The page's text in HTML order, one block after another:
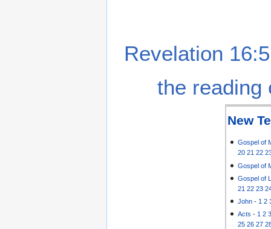
Revelation
the reading
New
Gospel of
20 21 22
Gospel of
Gospel of
21 22 23
John - 1 2
Acts - 1 2
25 26 27